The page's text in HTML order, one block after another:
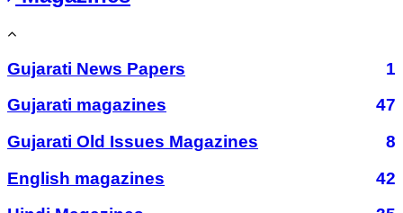
Gujarati News Papers
1
Gujarati magazines
47
Gujarati Old Issues Magazines
8
English magazines
42